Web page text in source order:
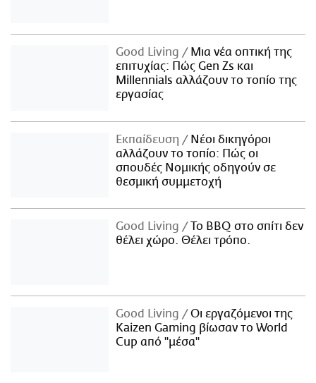
Good Living
Μια νέα οπτική της
επιτυχίας: Πώς Gen Zs και
Millennials αλλάζουν το τοπίο της
εργασίας
Εκπαίδευση
Νέοι δικηγόροι
αλλάζουν το τοπίο: Πώς οι
σπουδές Νομικής οδηγούν σε
θεσμική συμμετοχή
Good Living
Το BBQ στο σπίτι δεν
θέλει χώρο. Θέλει τρόπο.
Good Living
Οι εργαζόμενοι της
Kaizen Gaming βίωσαν το World
Cup από "μέσα"